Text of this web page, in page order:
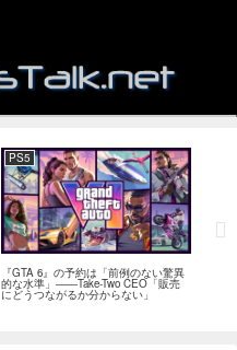
PS5
『GTA 6』の予約は「前例のない驚異
的な水準」――Take-Two CEO「販売
にどうつながるか分からない」